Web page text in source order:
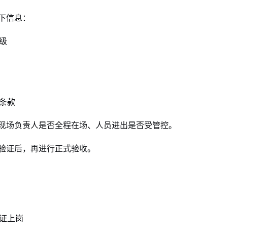
息：
款
负责人是否全程在场、人员进出是否受管控。
后，再进行正式验收。
上岗